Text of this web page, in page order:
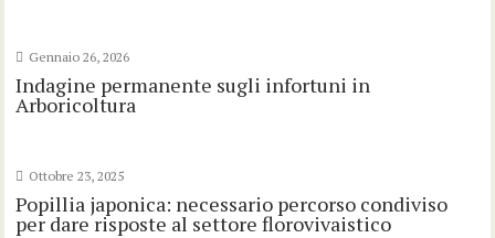
Gennaio 26, 2026
Indagine permanente sugli infortuni in
Arboricoltura
Ottobre 23, 2025
Popillia japonica: necessario percorso condiviso
per dare risposte al settore florovivaistico